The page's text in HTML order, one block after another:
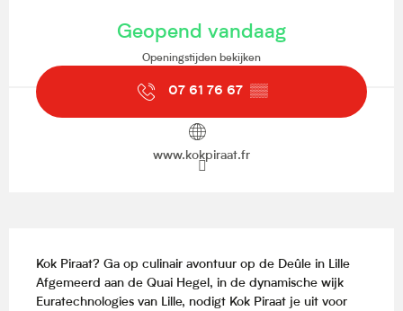
Geopend vandaag
Openingstijden bekijken
07 61 76 67 ▒▒
www.kokpiraat.fr
Kok Piraat? Ga op culinair avontuur op de Deûle in Lille
Afgemeerd aan de Quai Hegel, in de dynamische wijk
Euratechnologies van Lille, nodigt Kok Piraat je uit voor